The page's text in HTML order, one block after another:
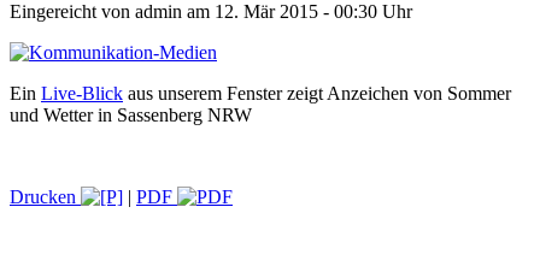
Eingereicht von admin am 12. Mär 2015 - 00:30 Uhr
Ein Live-Blick aus unserem Fenster zeigt Anzeichen von Sommer
und Wetter in Sassenberg NRW
Drucken | PDF